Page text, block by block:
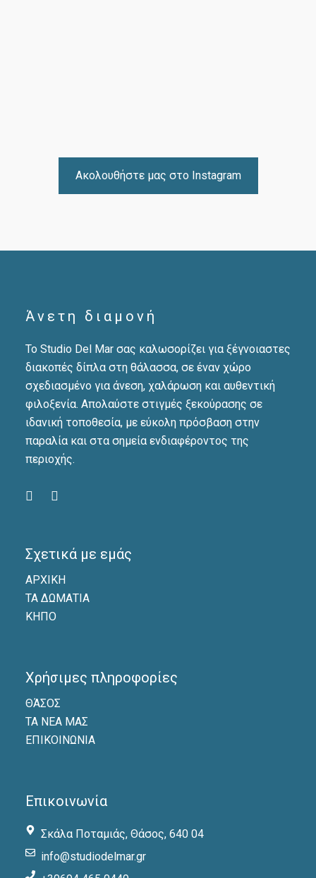
Ακολουθήστε μας στο Instagram
Άνετη διαμονή
Το Studio Del Mar σας καλωσορίζει για ξέγνοιαστες
διακοπές δίπλα στη θάλασσα, σε έναν χώρο
σχεδιασμένο για άνεση, χαλάρωση και αυθεντική
φιλοξενία. Απολαύστε στιγμές ξεκούρασης σε
ιδανική τοποθεσία, με εύκολη πρόσβαση στην
παραλία και στα σημεία ενδιαφέροντος της
περιοχής.
Σχετικά με εμάς
ΑΡΧΙΚΗ
ΤΑ ΔΩΜΑΤΙΑ
ΚΗΠΟ
Χρήσιμες πληροφορίες
ΘΆΣΟΣ
ΤΑ ΝΕΑ ΜΑΣ
ΕΠΙΚΟΙΝΩΝΙΑ
Επικοινωνία
Σκάλα Ποταμιάς, Θάσος, 640 04
info@studiodelmar.gr